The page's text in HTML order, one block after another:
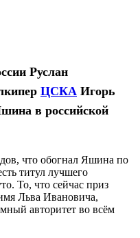
Руслан
ЦСКА Игорь
в российской
что обогнал Яшина по
титул лучшего
То, что сейчас приз
Льва Ивановича,
авторитет во всём